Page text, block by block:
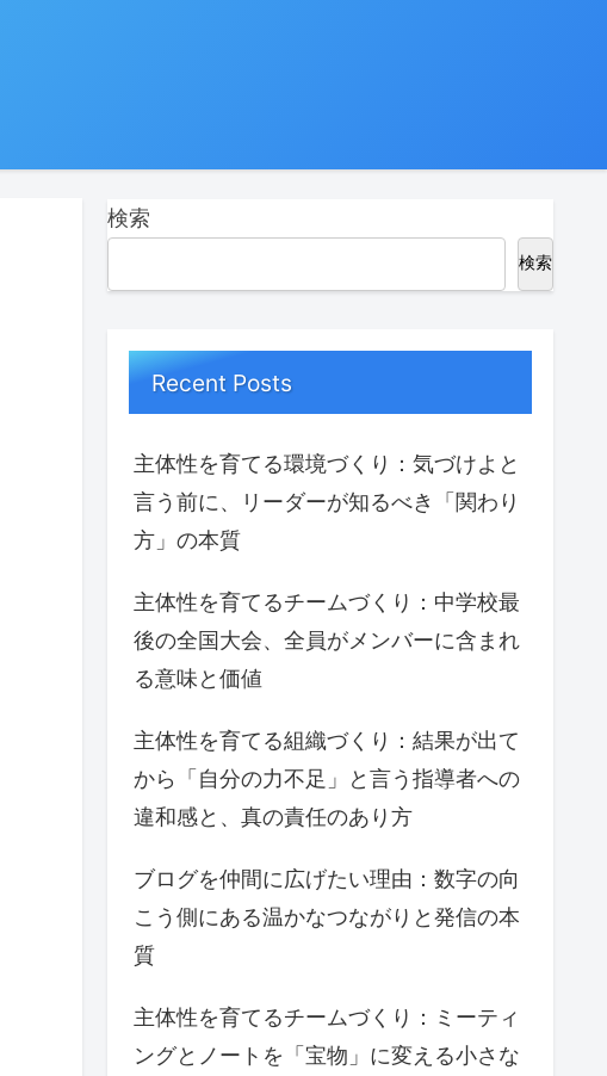
検索
検索
Recent Posts
主体性を育てる環境づくり：気づけよと
言う前に、リーダーが知るべき「関わり
方」の本質
主体性を育てるチームづくり：中学校最
後の全国大会、全員がメンバーに含まれ
る意味と価値
主体性を育てる組織づくり：結果が出て
から「自分の力不足」と言う指導者への
違和感と、真の責任のあり方
ブログを仲間に広げたい理由：数字の向
こう側にある温かなつながりと発信の本
質
主体性を育てるチームづくり：ミーティ
ングとノートを「宝物」に変える小さな